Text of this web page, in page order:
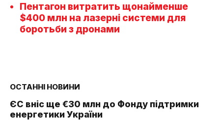
Пентагон витратить щонайменше
$400 млн на лазерні системи для
боротьби з дронами
ОСТАННІ НОВИНИ
ЄС вніс ще €30 млн до Фонду підтримки
енергетики України